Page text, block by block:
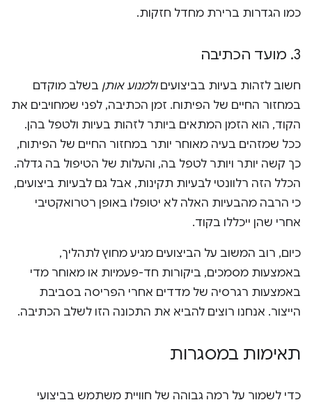
כמו הגדרות ברירת מחדל חזקות.
3
. מועד הכתיבה
חשוב לזהות בעיות בביצועיםולמנוע אותן בשלב מוקדם
במחזור החיים של הפיתוח. זמן הכתיבה, לפני שמחויבים את
הקוד, הוא הזמן המתאים ביותר לזהות בעיות ולטפל בהן.
ככל שמזהים בעיה מאוחר יותר במחזור החיים של הפיתוח,
כך קשה יותר ויותר לטפל בה, והעלות של הטיפול בה גדלה.
הכלל הזה רלוונטי לבעיות תקינות, אבל גם לבעיות ביצועים,
כי הרבה מהבעיות האלה לא יטופלו באופן רטרואקטיבי
אחרי שהן ייכללו בקוד.
כיום, רוב המשוב על הביצועים מגיע מחוץ לתהליך,
באמצעות מסמכים, ביקורות חד-פעמיות או מאוחר מדי
באמצעות רגרסיה של מדדים אחרי הפריסה בסביבת
הייצור. אנחנו רוצים להביא את התכונה הזו לשלב הכתיבה.
תאימות במסגרות
כדי לשמור על רמה גבוהה של חוויית משתמש בביצועי